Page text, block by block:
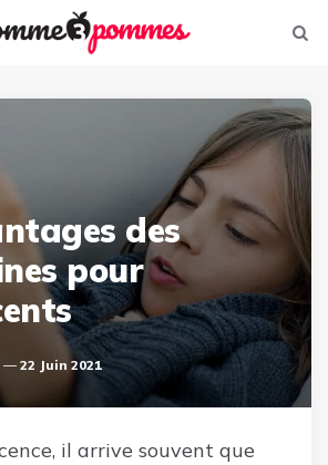
des
pour
22 Juin 2021
il arrive souvent que